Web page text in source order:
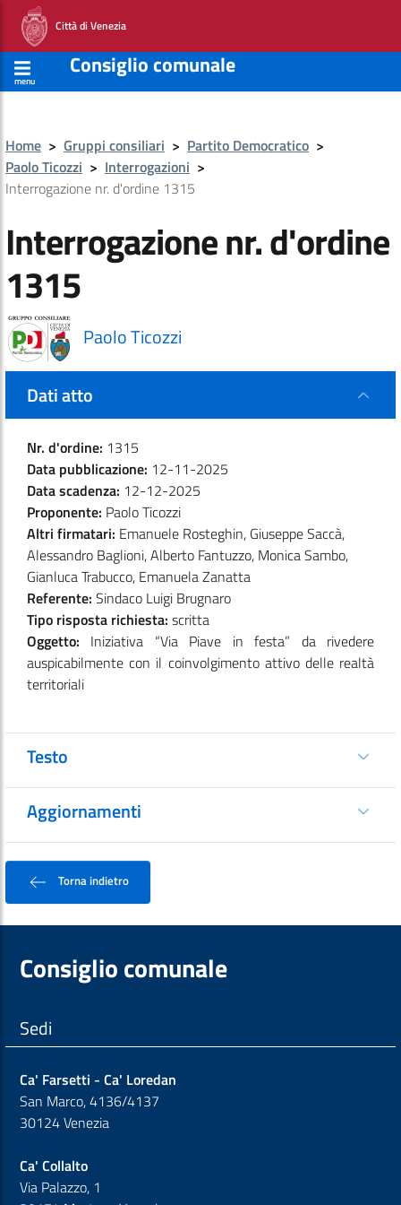
Città di Venezia
menu
Consiglio comunale
Home > Gruppi consiliari > Partito Democratico >
Paolo Ticozzi > Interrogazioni >
Interrogazione nr. d'ordine 1315
Interrogazione nr. d'ordine
1315
Paolo Ticozzi
Dati atto
Nr. d'ordine: 1315
Data pubblicazione: 12-11-2025
Data scadenza: 12-12-2025
Proponente: Paolo Ticozzi
Altri firmatari: Emanuele Rosteghin, Giuseppe Saccà,
Alessandro Baglioni, Alberto Fantuzzo, Monica Sambo,
Gianluca Trabucco, Emanuela Zanatta
Referente: Sindaco Luigi Brugnaro
Tipo risposta richiesta: scritta
Oggetto: Iniziativa “Via Piave in festa” da rivedere
auspicabilmente con il coinvolgimento attivo delle realtà
territoriali
Testo
Aggiornamenti
Torna indietro
Consiglio comunale
Sedi
Ca' Farsetti - Ca' Loredan
San Marco, 4136/4137
30124 Venezia
Ca' Collalto
Via Palazzo, 1